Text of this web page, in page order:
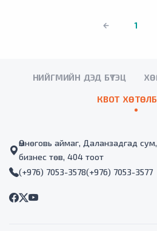
1
НИЙГМИЙН ДЭД БҮТЭЦ
КВОТ
Өмнөговь аймаг, Даланзадгад
бизнес төв, 404 тоот
(+976) 7053-3578(+976) 7053-3577